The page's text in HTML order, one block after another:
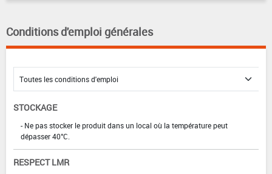
Conditions d'emploi générales
STOCKAGE
- Ne pas stocker le produit dans un local où la température peut
dépasser 40°C.
RESPECT LMR